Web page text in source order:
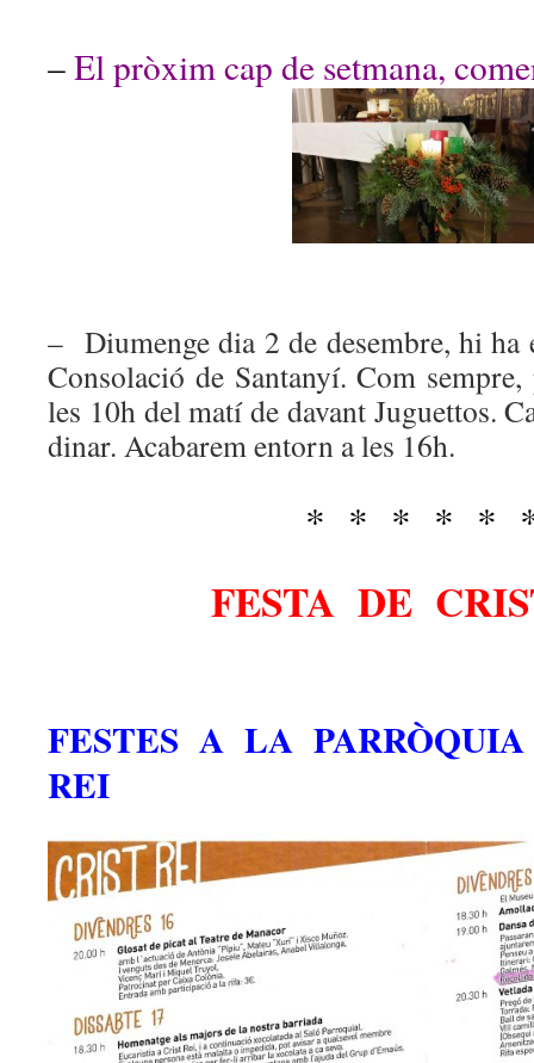
–El pròxim cap de setmana,
– Diumenge dia 2 de desembre, hi ha
Consolació de Santanyí. Com
les 10h del matí de davant Juguettos.
dinar. Acabarem entorn a les 16h.
* * * * *
FESTA DE
FESTES A LA
REI